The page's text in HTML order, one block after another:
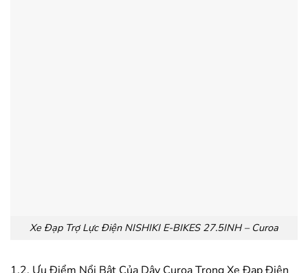
Xe Đạp Trợ Lực Điện NISHIKI E-BIKES 27.5INH – Curoa